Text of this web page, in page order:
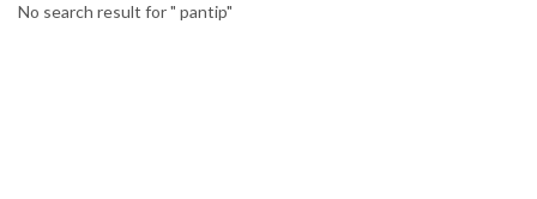
No search result for " pantip"